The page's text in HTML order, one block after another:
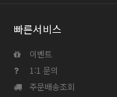
빠른서비스
이벤트
1:1 문의
주문배송조회